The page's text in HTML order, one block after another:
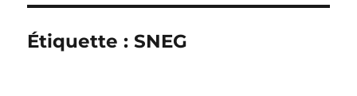
Étiquette :SNEG